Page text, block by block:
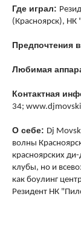
Где играл:
(Красноярск), НК
Предпочтения
Любимая
Контактная
34;
О себе: Dj
волны
красноярских
клубы, но и
как боулинг
Резидент НК